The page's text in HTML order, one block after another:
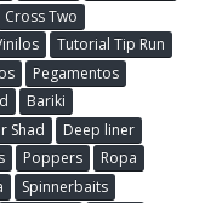
Cross Two
Tutorial Tip Run
Pegamentos
Bariki
Shad
Deep liner
Poppers
Ropa
Spinnerbaits